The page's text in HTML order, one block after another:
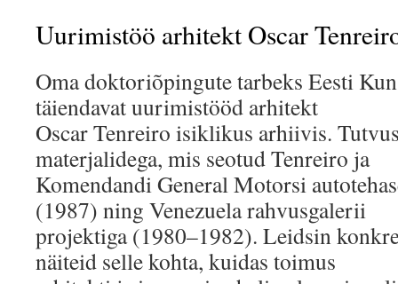
Uurimistöö arhitekt Oscar
Oma doktoriõpingute tarbeks Eesti
täiendavat uurimistööd arhitekt
Oscar Tenreiro isiklikus arhiivis.
materjalidega, mis seotud Tenreiro ja
Komendandi General Motorsi
(1987) ning Venezuela rahvusgalerii
projektiga (1980–1982). Leidsin
näiteid selle kohta, kuidas toimus